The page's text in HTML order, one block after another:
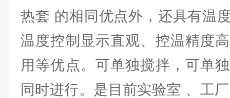
热套 的相同优点外，还具有温
温度控制显示直观、控温精度
用等优点。可单独搅拌，可单
同时进行。是目前实验室 、工